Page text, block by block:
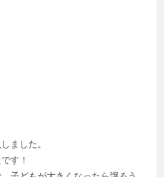
ました。
す！